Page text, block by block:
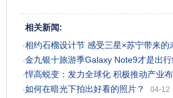
相关新闻:
·相约石榴设计节 感受三星×苏宁带来的
·金九银十旅游季Galaxy Note9才是出
·悍高蜕变：发力全球化 积极推动产业
·如何在暗光下拍出好看的照片？
04-12